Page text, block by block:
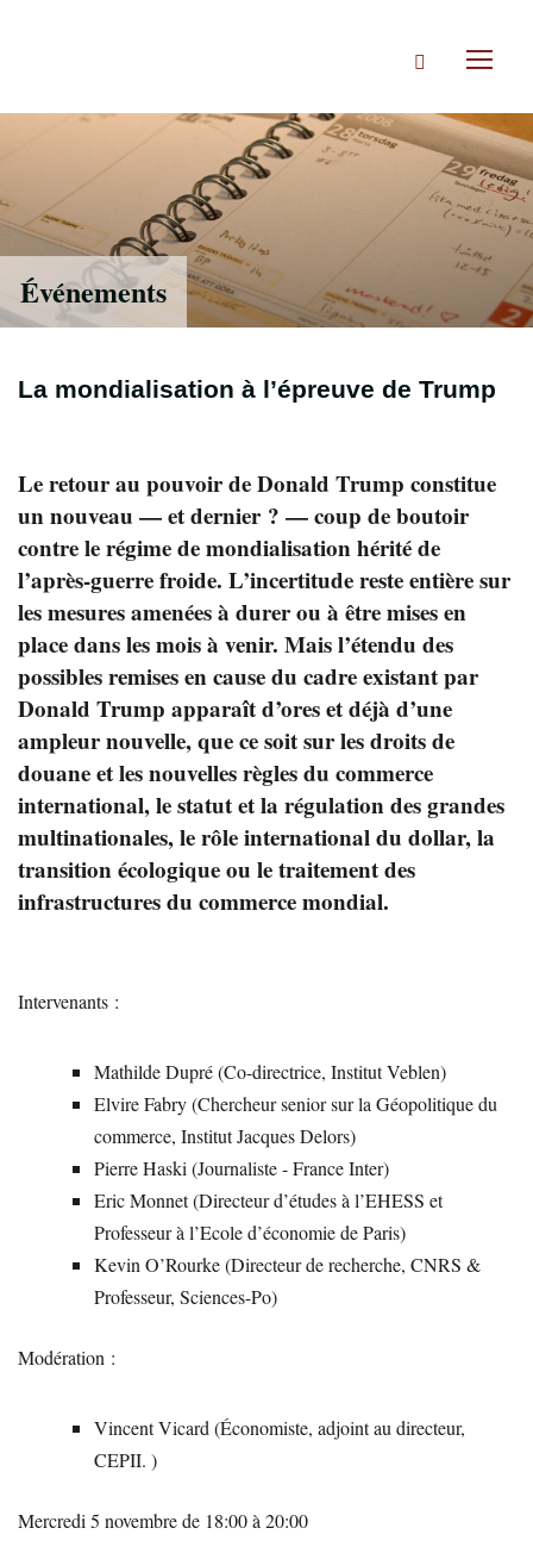
Rechercher
Événements
La mondialisation à l’épreuve de Trump
Le retour au pouvoir de Donald Trump constitue
un nouveau — et dernier ? — coup de boutoir
contre le régime de mondialisation hérité de
l’après-guerre froide. L’incertitude reste entière sur
les mesures amenées à durer ou à être mises en
place dans les mois à venir. Mais l’étendu des
possibles remises en cause du cadre existant par
Donald Trump apparaît d’ores et déjà d’une
ampleur nouvelle, que ce soit sur les droits de
douane et les nouvelles règles du commerce
international, le statut et la régulation des grandes
multinationales, le rôle international du dollar, la
transition écologique ou le traitement des
infrastructures du commerce mondial.
Intervenants :
Mathilde Dupré (Co-directrice, Institut Veblen)
Elvire Fabry (Chercheur senior sur la Géopolitique du
commerce, Institut Jacques Delors)
Pierre Haski (Journaliste - France Inter)
Eric Monnet (Directeur d’études à l’EHESS et
Professeur à l’Ecole d’économie de Paris)
Kevin O’Rourke (Directeur de recherche, CNRS &
Professeur, Sciences-Po)
Modération :
Vincent Vicard (Économiste, adjoint au directeur,
CEPII. )
Mercredi 5 novembre de 18:00 à 20:00